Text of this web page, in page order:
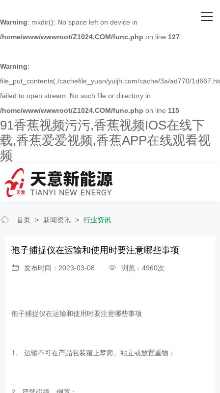
Warning: mkdir(): No space left on device in
/home/www/wwwroot/Z1024.COM/func.php on line 127
Warning:
file_put_contents(./cachefile_yuan/yuijh.com/cache/3a/ad770/
failed to open stream: No such file or directory in
/home/www/wwwroot/Z1024.COM/func.php on line 115
91香蕉视频污污,香蕉视频IOS在线下
载,香蕉爱爱视频,香蕉APP在线观看视
频
关于91香蕉视频污污
主营产品
人才招聘
新闻资讯
联系91香蕉视频污污
首页 > 新闻资讯 > 行业资讯
孢子捕捉仪在运输和使用时要注意哪些事项
发布时间：2023-03-08 浏览：4960次
孢子捕捉仪在运输和使用时要注意哪些事项
1、 运输不可在产品包装箱上攀爬、站立或放置重物；